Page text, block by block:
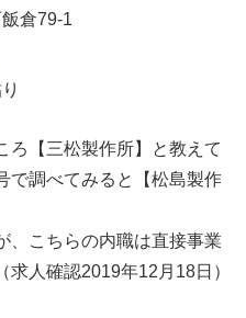
倉79-1
ろ【三松製作所】と教えて
で調べてみると【松島製作
、こちらの内職は直接事業
求人確認2019年12月18日）